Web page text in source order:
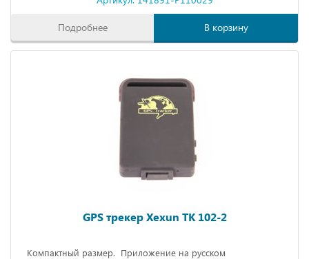
Подробнее В корзину
GPS трекер Xexun TK 102-2
Компактный размер. Приложение на русском